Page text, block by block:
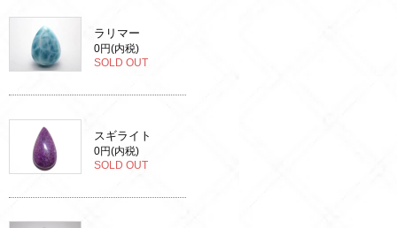
ラリマー
0円(内税)
SOLD OUT
スギライト
0円(内税)
SOLD OUT